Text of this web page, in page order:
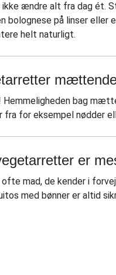
ikke ændre alt fra dag ét.
bolognese på linser
helt naturligt.
Hemmeligheden bag
for eksempel nødder
er
ofte mad, de kender i
med bønner er altid